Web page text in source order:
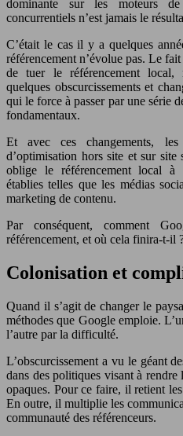
dominante sur les moteurs
concurrentiels n’est jamais le
C’était le cas il y a quelques
référencement n’évolue pas. Le
de tuer le référencement local,
quelques obscurcissements et
qui le force à passer par une série
fondamentaux.
Et avec ces changements, les
d’optimisation hors site et sur
oblige le référencement local à
établies telles que les médias
marketing de contenu.
Par conséquent, comment
référencement, et où cela finira-t-il
Colonisation et
Quand il s’agit de changer le
méthodes que Google emploie.
l’autre par la difficulté.
L’obscurcissement a vu le géant
dans des politiques visant à
opaques. Pour ce faire, il retient
En outre, il multiplie les
communauté des référenceurs.